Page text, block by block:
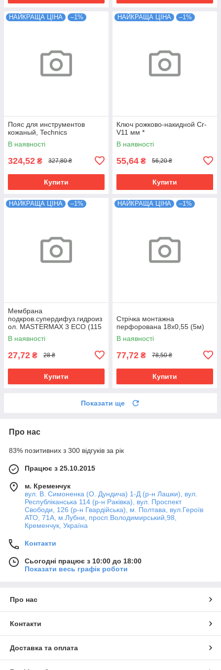
НАЙКРАЩА ЦІНА –1%
Пояс для инструментов
кожаный, Technics
В наявності
324,52 ₴ 327,80 ₴
Купити
НАЙКРАЩА ЦІНА –1%
Ключ рожково-накидной Cr-
V11 мм *
В наявності
55,64 ₴ 56,20 ₴
Купити
НАЙКРАЩА ЦІНА –1%
Мембрана
подкров.супердифуз.гидроиз
ол. MASTERMAX 3 ECO (115
плотн, 75м.кв.)
В наявності
27,72 ₴ 28 ₴
Купити
НАЙКРАЩА ЦІНА –1%
Cтрічка монтажна
перфорована 18х0,55 (5м)
В наявності
77,72 ₴ 78,50 ₴
Купити
Показати ще
Про нас
83% позитивних з 300 відгуків за рік
Працює з 25.10.2015
м. Кременчук
вул. В. Симоненка (О. Дундича) 1-Д (р-н Лашки), вул.
Республіканська 114 (р-н Раківка), вул. Проспект
Свободи, 126 (р-н Гвардійська), м. Полтава, вул.Героїв
АТО, 71А, м.Лубни, просп.Володимирський,98,
Кременчук, Україна
Контакти
Сьогодні працює з 10:00 до 18:00
Показати весь графік роботи
Про нас
Контакти
Доставка та оплата